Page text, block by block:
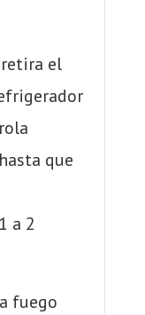
retira el
que
a 2
fuego